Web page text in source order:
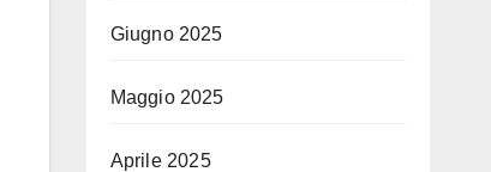
Giugno 2025
Maggio 2025
Aprile 2025